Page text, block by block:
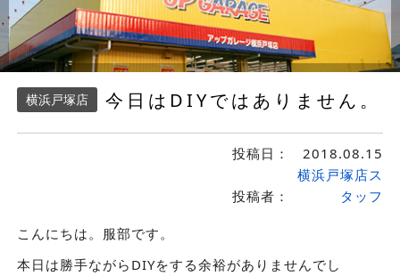
横浜戸塚店 今日はDIYではありません。
投稿日： 2018.08.15
投稿者：
横浜戸塚店ス
タッフ
こんにちは。服部です。
本日は勝手ながらDIYをする余裕がありませんでし